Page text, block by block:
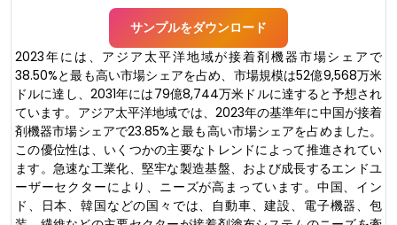
サンプルをダウンロード
2023年には、アジア太平洋地域が接着剤機器市場シェアで
38.50%と最も高い市場シェアを占め、市場規模は52億9,568万米
ドルに達し、2031年には79億8,744万米ドルに達すると予想され
ています。アジア太平洋地域では、2023年の基準年に中国が接着
剤機器市場シェアで23.85%と最も高い市場シェアを占めました。
この優位性は、いくつかの主要なトレンドによって推進されてい
ます。急速な工業化、堅牢な製造基盤、および成長するエンドユ
ーザーセクターにより、ニーズが高まっています。中国、イン
ド、日本、韓国などの国々では、自動車、建設、電子機器、包